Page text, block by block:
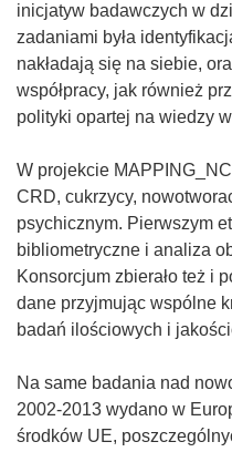
inicjatyw badawczych w
zadaniami była
nakładają się na siebie,
współpracy, jak również
polityki opartej na wiedzy
W projekcie
CRD, cukrzycy,
psychicznym. Pierwszym
bibliometryczne i analiza
Konsorcjum zbierało też i
dane przyjmując wspólne
badań ilościowych i
Na same badania nad
2002-2013 wydano w
środków UE,